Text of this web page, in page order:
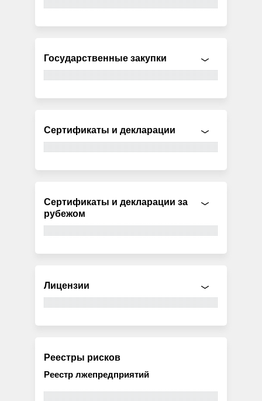
Государственные закупки
Сертификаты и декларации
Сертификаты и декларации за
рубежом
Лицензии
Реестры рисков
Реестр лжепредприятий